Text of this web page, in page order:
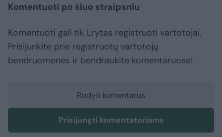
Komentuoti po šiuo straipsniu
Komentuoti gali tik Lrytas registruoti vartotojai.
Prisijunkite prie registruotų vartotojų
bendruomenės ir bendraukite komentaruose!
Rodyti komentarus
Prisijungti komentatoriams